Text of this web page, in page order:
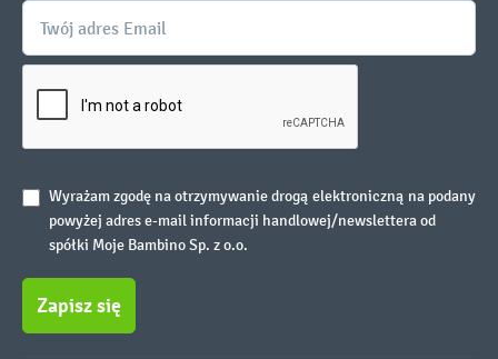
Wyrażam zgodę na otrzymywanie drogą elektroniczną na podany
powyżej adres e-mail informacji handlowej/newslettera od
spółki Moje Bambino Sp. z o.o.
Zapisz się